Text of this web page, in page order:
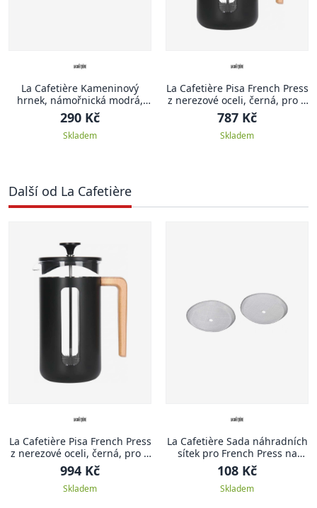
La Cafetière Kameninový
hrnek, námořnická modrá,
350 ml
290 Kč
Skladem
La Cafetière Pisa French Press
z nerezové oceli, černá, pro 3
šálky
787 Kč
Skladem
Další od La Cafetière
La Cafetière Pisa French Press
z nerezové oceli, černá, pro 8
šálků
994 Kč
Skladem
La Cafetière Sada náhradních
sítek pro French Press na
čtyři, šest a osm šálků
108 Kč
Skladem